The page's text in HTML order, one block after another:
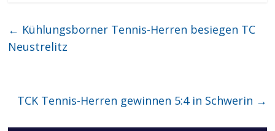
← Kühlungsborner Tennis-Herren besiegen TC
Neustrelitz
TCK Tennis-Herren gewinnen 5:4 in Schwerin →